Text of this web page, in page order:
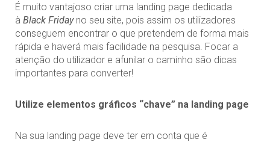
É muito vantajoso criar uma landing page dedicada
à Black Fridayno seu site, pois assim os utilizadores
conseguem encontrar o que pretendem de forma mais
rápida e haverá mais facilidade na pesquisa. Focar a
atenção do utilizador e afunilar o caminho são dicas
importantes para converter!
Utilize elementos gráficos “chave” na landing page
Na sua landing page deve ter em conta que é